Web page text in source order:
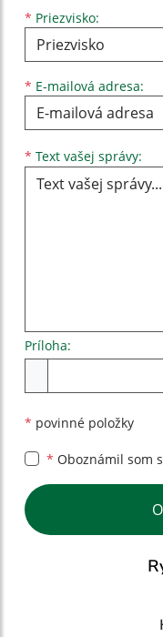
* Priezvisko:
* E-mailová adresa:
* Text vašej správy:
Príloha:
* povinné položky
* Oboznámil som
Google reCaptcha